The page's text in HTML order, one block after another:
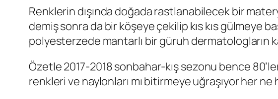
Renklerin dışında doğada rastlanabilecek bir
demiş sonra da bir köşeye çekilip kıs kıs gülmeye
polyesterzede mantarlı bir güruh dermatologların
Özetle 2017-2018 sonbahar-kış sezonu bence
renkleri ve naylonları mı bitirmeye uğraşıyor her